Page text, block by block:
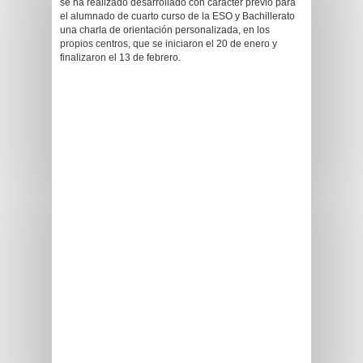
se ha realizado desarrollado con carácter previo para
el alumnado de cuarto curso de la ESO y Bachillerato
una charla de orientación personalizada, en los
propios centros, que se iniciaron el 20 de enero y
finalizaron el 13 de febrero.